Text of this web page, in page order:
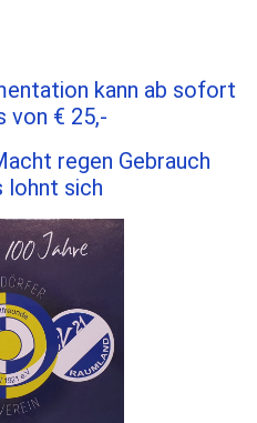
kann ab sofort
von € 25,-
regen Gebrauch
lohnt sich